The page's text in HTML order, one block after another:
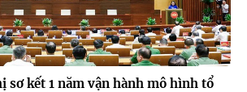
sơ kết 1 năm vận hành mô hình tổ